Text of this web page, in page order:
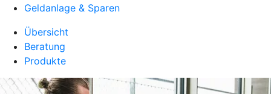
Geldanlage & Sparen
Übersicht
Beratung
Produkte